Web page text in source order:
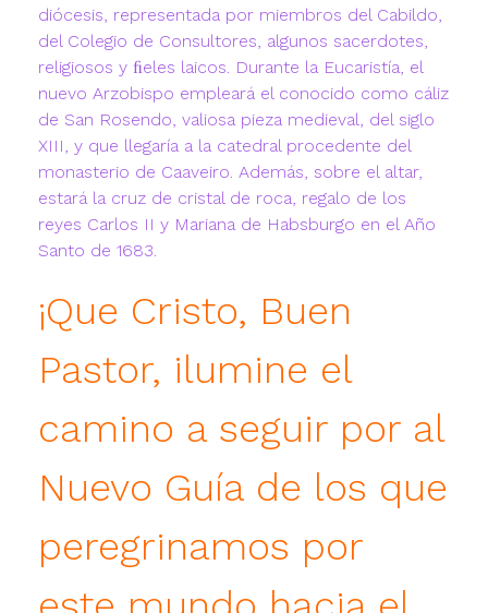
diócesis, representada por miembros del Cabildo,
del Colegio de Consultores, algunos sacerdotes,
religiosos y ﬁeles laicos. Durante la Eucaristía, el
nuevo Arzobispo empleará el conocido como cáliz
de San Rosendo, valiosa pieza medieval, del siglo
XIII, y que llegaría a la catedral procedente del
monasterio de Caaveiro. Además, sobre el altar,
estará la cruz de cristal de roca, regalo de los
reyes Carlos II y Mariana de Habsburgo en el Año
Santo de 1683.
¡Que Cristo, Buen
Pastor, ilumine el
camino a seguir por al
Nuevo Guía de los que
peregrinamos por